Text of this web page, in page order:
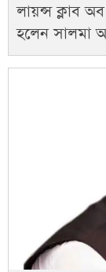
লায়ন্স ক্লাব
হলেন সালমা